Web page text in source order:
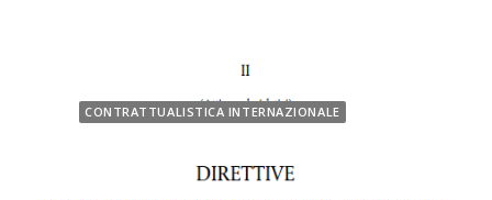
CONTRATTUALISTICA INTERNAZIONALE